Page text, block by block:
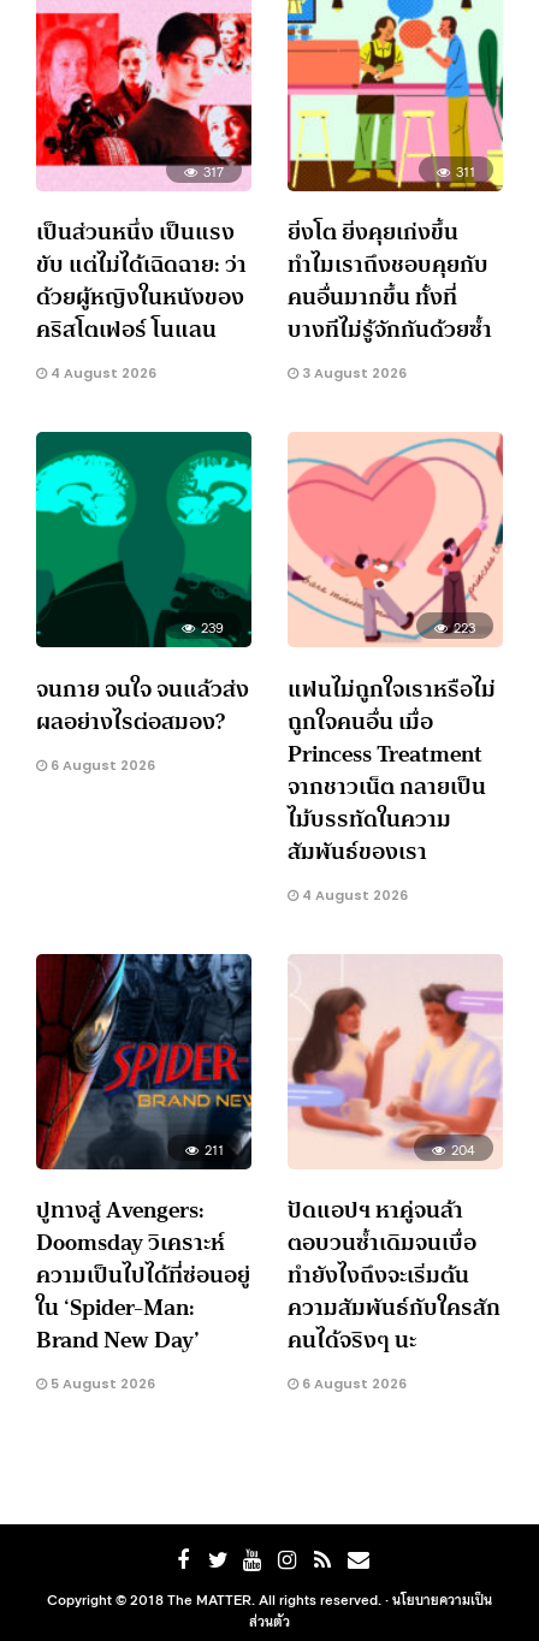
317
เป็นส่วนหนึ่ง เป็นแรง
ขับ แต่ไม่ได้เฉิดฉาย: ว่า
ด้วยผู้หญิงในหนังของ
คริสโตเฟอร์ โนแลน
4 August 2026
311
ยิ่งโต ยิ่งคุยเก่งขึ้น
ทำไมเราถึงชอบคุยกับ
คนอื่นมากขึ้น ทั้งที่
บางทีไม่รู้จักกันด้วยซ้ำ
3 August 2026
239
จนกาย จนใจ จนแล้วส่ง
ผลอย่างไรต่อสมอง?
6 August 2026
223
แฟนไม่ถูกใจเราหรือไม่
ถูกใจคนอื่น เมื่อ
Princess Treatment
จากชาวเน็ต กลายเป็น
ไม้บรรทัดในความ
สัมพันธ์ของเรา
4 August 2026
211
ปูทางสู่ Avengers:
Doomsday วิเคราะห์
ความเป็นไปได้ที่ซ่อนอยู่
ใน ‘Spider-Man:
Brand New Day’
5 August 2026
204
ปัดแอปฯ หาคู่จนล้า
ตอบวนซ้ำเดิมจนเบื่อ
ทำยังไงถึงจะเริ่มต้น
ความสัมพันธ์กับใครสัก
คนได้จริงๆ นะ
6 August 2026
Copyright © 2018 The MATTER. All rights reserved. ·นโยบายความเป็น
ส่วนตัว